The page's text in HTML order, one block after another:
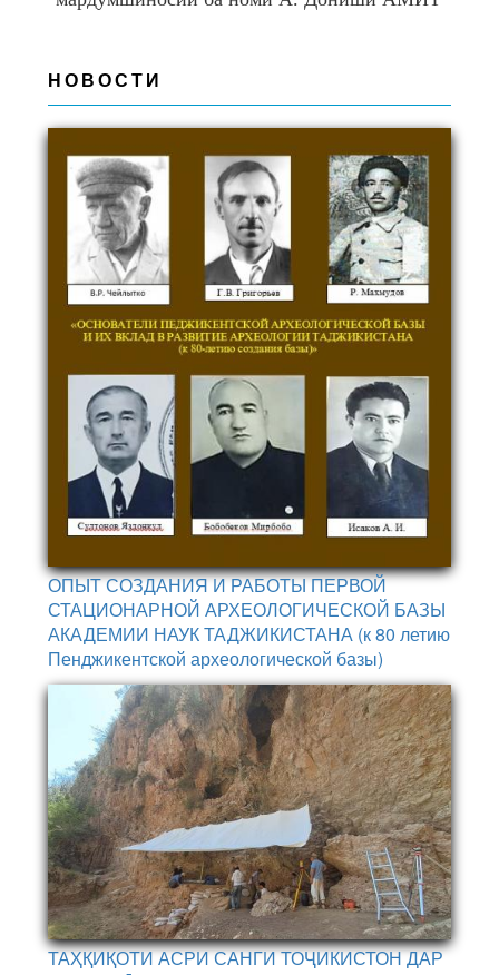
НОВОСТИ
ОПЫТ СОЗДАНИЯ И РАБОТЫ ПЕРВОЙ
СТАЦИОНАРНОЙ АРХЕОЛОГИЧЕСКОЙ БАЗЫ
АКАДЕМИИ НАУК ТАДЖИКИСТАНА (к 80 летию
Пенджикентской археологической базы)
ТАҲҚИҚОТИ АСРИ САНГИ ТОҶИКИСТОН ДАР